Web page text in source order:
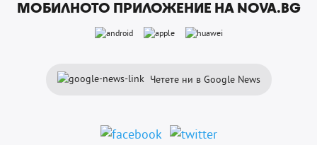
МОБИЛНОТО ПРИЛОЖЕНИЕ НА NOVA.BG
Четете ни в Google News